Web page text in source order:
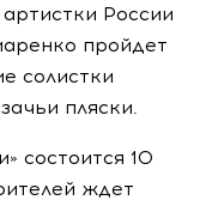
России
пройдет
солистки
пляски.
состоится 10
ждет